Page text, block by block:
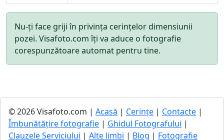
Nu-ți face griji în privința cerințelor dimensiunii
pozei. Visafoto.com îți va aduce o fotografie
corespunzătoare automat pentru tine.
© 2026 Visafoto.com | Acasă | Cerințe | Contacte |
Îmbunătățire fotografie | Ghidul Fotografului |
Clauzele Serviciului | Alte limbi | Blog | Fotografie